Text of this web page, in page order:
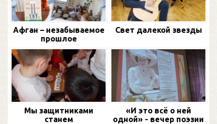
Афган – незабываемое
прошлое
Свет далекой звезды
Мы защитниками
станем
«И это всё о ней
одной» - вечер поэзии